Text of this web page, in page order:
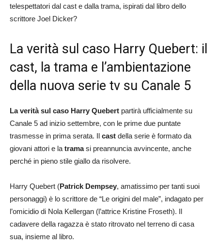
telespettatori dal cast e dalla trama, ispirati dal libro dello
scrittore Joel Dicker?
La verità sul caso Harry Quebert: il
cast, la trama e l’ambientazione
della nuova serie tv su Canale 5
La verità sul caso Harry Quebert partirà ufficialmente su
Canale 5 ad inizio settembre, con le prime due puntate
trasmesse in prima serata. Il cast della serie è formato da
giovani attori e la tramasi preannuncia avvincente, anche
perché in pieno stile giallo da risolvere.
Harry Quebert (Patrick Dempsey, amatissimo per tanti suoi
personaggi) è lo scrittore de “Le origini del male”, indagato per
l’omicidio di Nola Kellergan (l’attrice Kristine Froseth). Il
cadavere della ragazza è stato ritrovato nel terreno di casa
sua, insieme al libro.